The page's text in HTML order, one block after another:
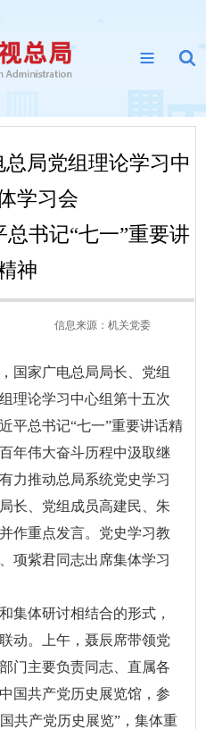
局党组理论学习中
学习会
书记“七一”重要讲
神
信息来源： 机关党委
国家广电总局局长、党组
理论学习中心组第十五次
平总书记“七一”重要讲话精
年伟大奋斗历程中汲取继
力推动总局系统党史学习
长、党组成员高建民、朱
作重点发言。党史学习教
项紫君同志出席集体学习
集体研讨相结合的形式，
动。上午，聂辰席带领党
门主要负责同志、直属各
国共产党历史展览馆，参
共产党历史展览”，集体重